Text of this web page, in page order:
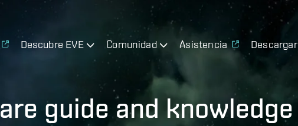
Descubre EVE Comunidad Asistencia Descargar
guide and knowledge